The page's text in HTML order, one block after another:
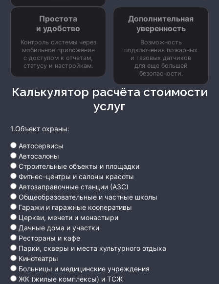
Простота
и удобство
Контроль системы через
мобильное приложение
с доступом к отчетам,
статусу и настройкам.
Дополнительная
уверенность
Возможность
подключения пожарных
и газовых датчиков
для еще большей
безопасности.
Калькулятор расчёта стоимости
услуг
1.Объект охраны:
Автосервисы
Автосалоны
Строительные объекты и площадки
Фитнес–центры и салоны красоты
Автозаправочные станции (АЗС)
Общеобразовательные и частные школы
Гаражи и гаражные кооперативы
Церкви, мечети и монастыри
Дачные дома и участки
Рестораны и кафе
Парки, скверы и места культурного отдыха
Кинотеатры
Больницы и медицинские учреждения
ЖК (жилые комплексы) и ТСЖ